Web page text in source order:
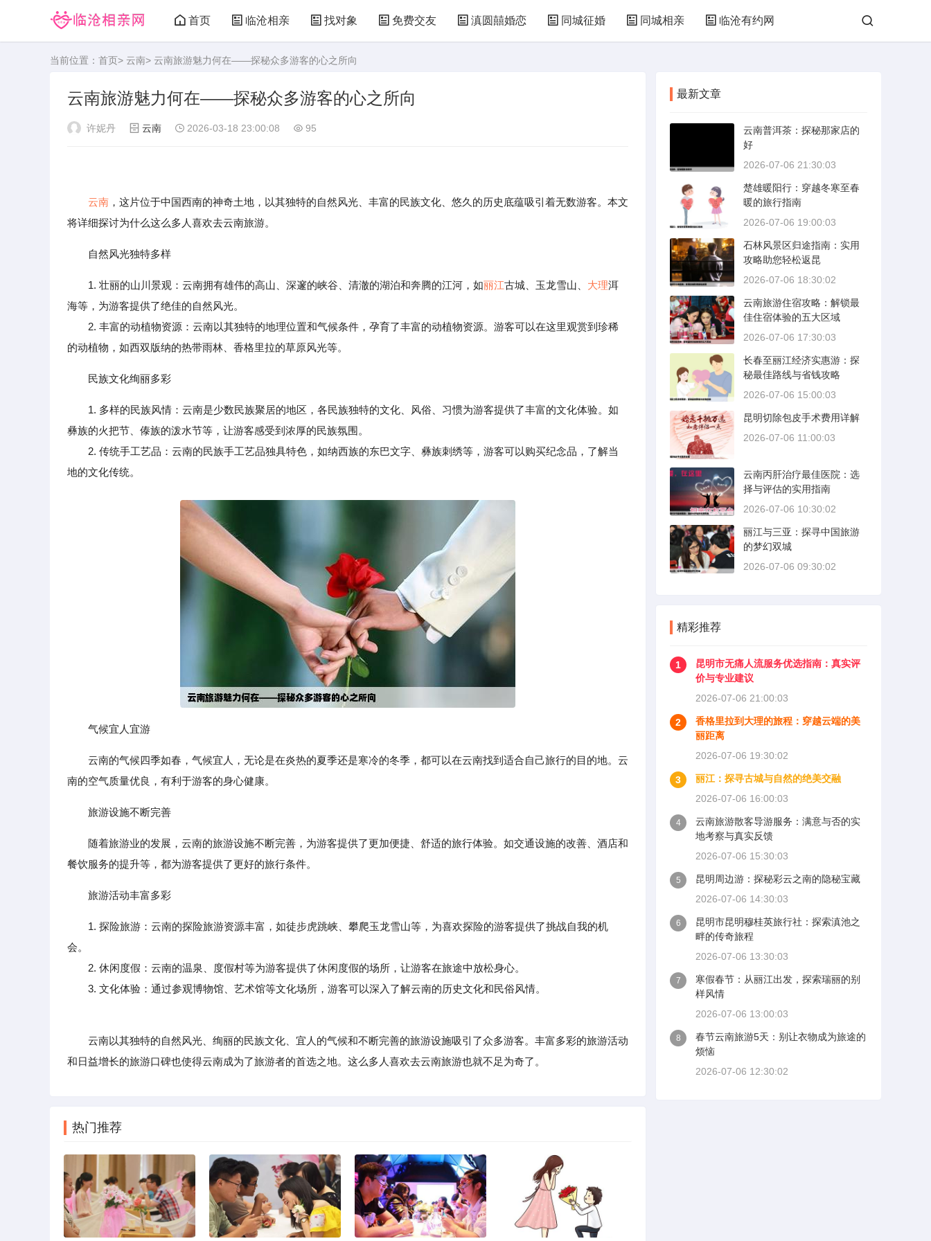
首页 临沧相亲 找对象 免费交友 滇圆囍婚恋 同城征婚 同城相亲 临沧有约网
当前位置： 首页> 云南> 云南旅游魅力何在——探秘众多游客的心之所向
云南旅游魅力何在——探秘众多游客的心之所向
许妮丹 云南 2026-03-18 23:00:08 95
云南 ，这片位于中国西南的神奇土地，以其独特的自然风光、丰富的民族文化、悠久的历史底蕴吸引着无数游客。本文
将详细探讨为什么这么多人喜欢去云南旅游。
自然风光独特多样
1. 壮丽的山川景观：云南拥有雄伟的高山、深邃的峡谷、清澈的湖泊和奔腾的江河，如丽江古城、玉龙雪山、 大理洱
海等，为游客提供了绝佳的自然风光。
2. 丰富的动植物资源：云南以其独特的地理位置和气候条件，孕育了丰富的动植物资源。游客可以在这里观赏到珍稀
的动植物，如西双版纳的热带雨林、香格里拉的草原风光等。
民族文化绚丽多彩
1. 多样的民族风情：云南是少数民族聚居的地区，各民族独特的文化、风俗、习惯为游客提供了丰富的文化体验。如
彝族的火把节、傣族的泼水节等，让游客感受到浓厚的民族氛围。
2. 传统手工艺品：云南的民族手工艺品独具特色，如纳西族的东巴文字、彝族刺绣等，游客可以购买纪念品，了解当
地的文化传统。
气候宜人宜游
云南的气候四季如春，气候宜人，无论是在炎热的夏季还是寒冷的冬季，都可以在云南找到适合自己旅行的目的地。云
南的空气质量优良，有利于游客的身心健康。
旅游设施不断完善
随着旅游业的发展，云南的旅游设施不断完善，为游客提供了更加便捷、舒适的旅行体验。如交通设施的改善、酒店和
餐饮服务的提升等，都为游客提供了更好的旅行条件。
旅游活动丰富多彩
1. 探险旅游：云南的探险旅游资源丰富，如徒步虎跳峡、攀爬玉龙雪山等，为喜欢探险的游客提供了挑战自我的机
会。
2. 休闲度假：云南的温泉、度假村等为游客提供了休闲度假的场所，让游客在旅途中放松身心。
3. 文化体验：通过参观博物馆、艺术馆等文化场所，游客可以深入了解云南的历史文化和民俗风情。
云南以其独特的自然风光、绚丽的民族文化、宜人的气候和不断完善的旅游设施吸引了众多游客。丰富多彩的旅游活动
和日益增长的旅游口碑也使得云南成为了旅游者的首选之地。这么多人喜欢去云南旅游也就不足为奇了。
热门推荐
最新文章
云南普洱茶：探秘那家店的
好
2026-07-06 21:30:03
楚雄暖阳行：穿越冬寒至春
暖的旅行指南
2026-07-06 19:00:03
石林风景区归途指南：实用
攻略助您轻松返昆
2026-07-06 18:30:02
云南旅游住宿攻略：解锁最
佳住宿体验的五大区域
2026-07-06 17:30:03
长春至丽江经济实惠游：探
秘最佳路线与省钱攻略
2026-07-06 15:00:03
昆明切除包皮手术费用详解
2026-07-06 11:00:03
云南丙肝治疗最佳医院：选
择与评估的实用指南
2026-07-06 10:30:02
丽江与三亚：探寻中国旅游
的梦幻双城
2026-07-06 09:30:02
精彩推荐
1
昆明市无痛人流服务优选指南：真实评
价与专业建议
2026-07-06 21:00:03
2
香格里拉到大理的旅程：穿越云端的美
丽距离
2026-07-06 19:30:02
3
丽江：探寻古城与自然的绝美交融
2026-07-06 16:00:03
4
云南旅游散客导游服务：满意与否的实
地考察与真实反馈
2026-07-06 15:30:03
5
昆明周边游：探秘彩云之南的隐秘宝藏
2026-07-06 14:30:03
6
昆明市昆明穆桂英旅行社：探索滇池之
畔的传奇旅程
2026-07-06 13:30:03
7
寒假春节：从丽江出发，探索瑞丽的别
样风情
2026-07-06 13:00:03
8
春节云南旅游5天：别让衣物成为旅途的
烦恼
2026-07-06 12:30:02